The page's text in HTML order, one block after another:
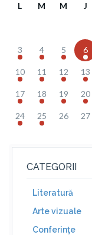
L M M J
3 4 5 6
10 11 12 13
17 18 19 20
24 25 26 27
CATEGORII
Literatură
Arte vizuale
Conferinţe